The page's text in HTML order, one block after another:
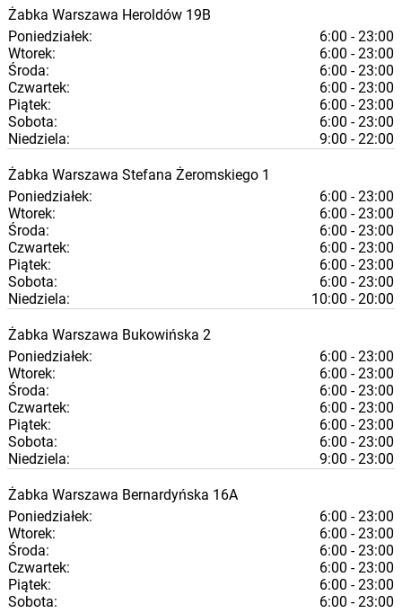
Żabka Warszawa Heroldów 19B
Poniedziałek:
6:00 - 23:00
Wtorek:
6:00 - 23:00
Środa:
6:00 - 23:00
Czwartek:
6:00 - 23:00
Piątek:
6:00 - 23:00
Sobota:
6:00 - 23:00
Niedziela:
9:00 - 22:00
Żabka Warszawa Stefana Żeromskiego 1
Poniedziałek:
6:00 - 23:00
Wtorek:
6:00 - 23:00
Środa:
6:00 - 23:00
Czwartek:
6:00 - 23:00
Piątek:
6:00 - 23:00
Sobota:
6:00 - 23:00
Niedziela:
10:00 - 20:00
Żabka Warszawa Bukowińska 2
Poniedziałek:
6:00 - 23:00
Wtorek:
6:00 - 23:00
Środa:
6:00 - 23:00
Czwartek:
6:00 - 23:00
Piątek:
6:00 - 23:00
Sobota:
6:00 - 23:00
Niedziela:
9:00 - 23:00
Żabka Warszawa Bernardyńska 16A
Poniedziałek:
6:00 - 23:00
Wtorek:
6:00 - 23:00
Środa:
6:00 - 23:00
Czwartek:
6:00 - 23:00
Piątek:
6:00 - 23:00
Sobota:
6:00 - 23:00